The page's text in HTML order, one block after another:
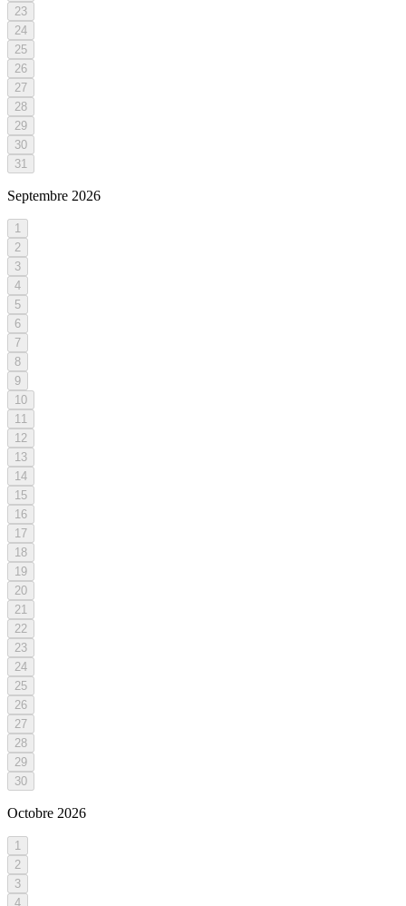
23
24
25
26
27
28
29
30
31
Septembre 2026
1
2
3
4
5
6
7
8
9
10
11
12
13
14
15
16
17
18
19
20
21
22
23
24
25
26
27
28
29
30
Octobre 2026
1
2
3
4